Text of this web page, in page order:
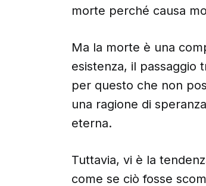
morte perché causa
Ma la morte è una
esistenza, il passaggio
per questo che non
una ragione di
eterna.
Tuttavia, vi è la
come se ciò fosse